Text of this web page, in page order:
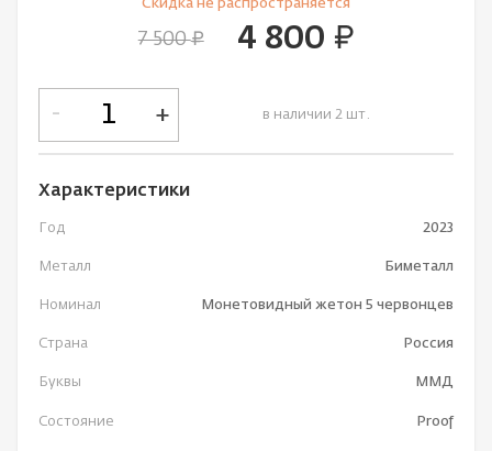
7 500руб. 4 800 руб.
в наличии 2 шт.
- +
Cкидка не рaспространяется
Характеристики
Год 2023
Металл Биметалл
Номинал Монетовидный жетон 5 червонцев
Страна Россия
Буквы ММД
Состояние Proof